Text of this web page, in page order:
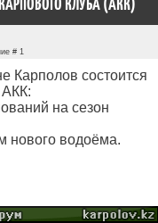
# 1
Карполов состоится
на сезон
нового водоёма.